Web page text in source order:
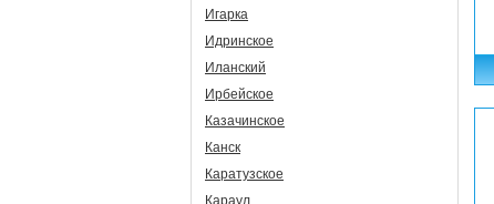
Игарка
Идринское
Иланский
Ирбейское
Казачинское
Канск
Каратузское
Караул